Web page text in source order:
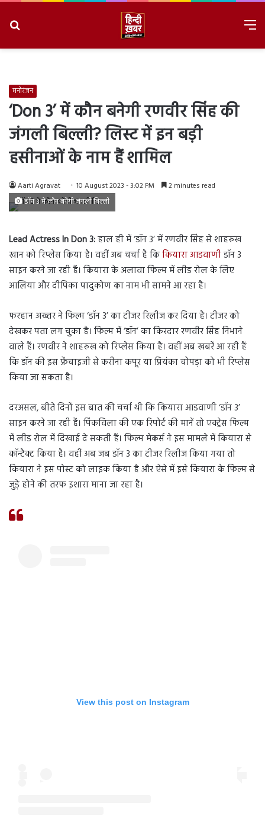
मनोरंजन
‘Don 3’ में कौन बनेगी रणवीर सिंह की
जंगली बिल्ली? लिस्ट में इन बड़ी
हसीनाओं के नाम हैं शामिल
Aarti Agravat 10 August 2023 - 3:02 PM 2 minutes read
डॉन 3 में कौन बनेंगी जंगली बिल्ली
Lead Actress In Don 3:हाल ही में ‘डॉन 3’ में रणवीर सिंह से शाहरुख
खान को रिप्लेस किया है। वहीं अब चर्चा है किकियारा आडवाणीडॉन 3
साइन करने जा रही हैं। कियारा के अलावा फिल्म में लीड रोल के लिए
आलिया और दीपिका पादुकोण का नाम भी सामने आ रहा है।
फरहान अख्तर ने फिल्म ‘डॉन 3’ का टीजर रिलीज कर दिया है। टीजर को
देखकर पता लग चुका है। फिल्म में ‘डॉन’ का किरदार रणवीर सिंह निभाने
वाले हैं। रणवीर ने शाहरुख को रिप्लेस किया है। वहीं अब खबरें आ रही हैं
कि डॉन की इस फ्रेंचाइजी से करीना कपूर या प्रियंका चोपड़ा को भी रिप्लेस
किया जा सकता है।
दरअसल, बीते दिनों इस बात की चर्चा थी कि कियारा आडवाणी ‘डॉन 3’
साइन करने जा रही हैं। पिंकविला की एक रिपोर्ट की मानें तो एक्ट्रेस फिल्म
में लीड रोल में दिखाई दे सकती हैं। फिल्म मेकर्स ने इस मामले में कियारा से
कॉन्टैक्ट किया है। वहीं अब जब डॉन 3 का टीजर रिलीज किया गया तो
कियारा ने इस पोस्ट को लाइक किया है और ऐसे में इसे कियारा के फिल्म से
जुड़े होने की तरफ इशारा माना जा रहा है।
View this post on Instagram